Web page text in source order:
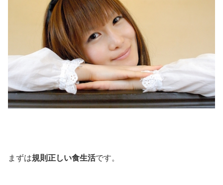
まずは規則正しい食生活です。